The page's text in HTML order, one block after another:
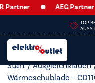
AEG Partner
TOP
Start/Ausgleichsladen
Wärmeschublade –